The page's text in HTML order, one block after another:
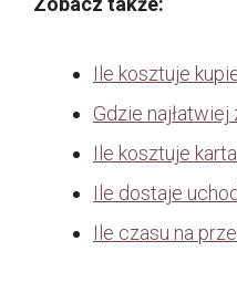
Ile kosztuje
Gdzie
Ile kosztuje
Ile dostaje
Ile czasu na